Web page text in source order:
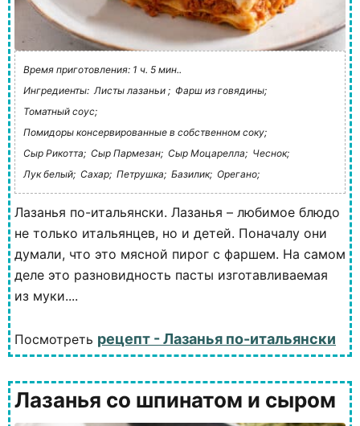
Время приготовления: 1 ч. 5 мин..
Ингредиенты: Листы лазаньи ; Фарш из говядины;
Томатный соус;
Помидоры консервированные в собственном соку;
Сыр Рикотта; Сыр Пармезан; Сыр Моцарелла; Чеснок;
Лук белый; Сахар; Петрушка; Базилик; Орегано;
Лазанья по-итальянски. Лазанья – любимое блюдо
не только итальянцев, но и детей. Поначалу они
думали, что это мясной пирог с фаршем. На самом
деле это разновидность пасты изготавливаемая
из муки....
Посмотреть рецепт - Лазанья по-итальянски
Лазанья со шпинатом и сыром